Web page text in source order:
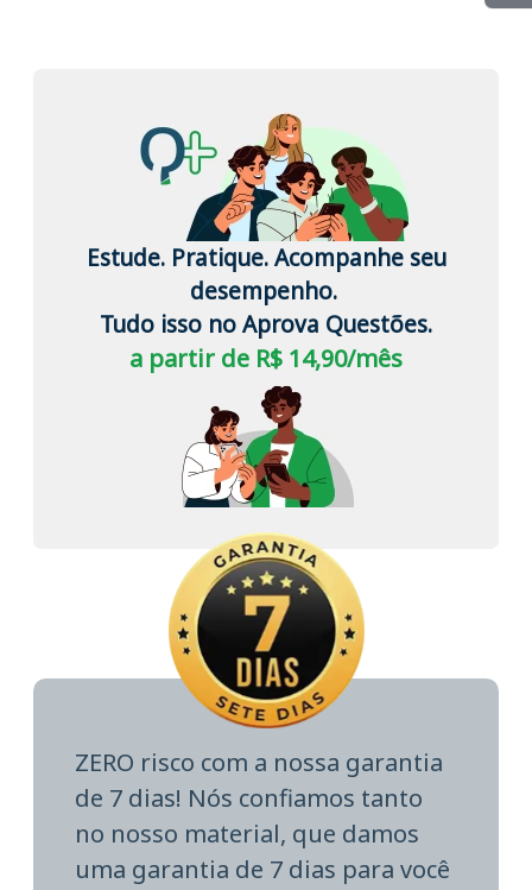
Estude. Pratique. Acompanhe seu
desempenho.
Tudo isso no Aprova Questões.
a partir de R$ 14,90/mês
ZERO risco com a nossa garantia
de 7 dias! Nós confiamos tanto
no nosso material, que damos
uma garantia de 7 dias para você